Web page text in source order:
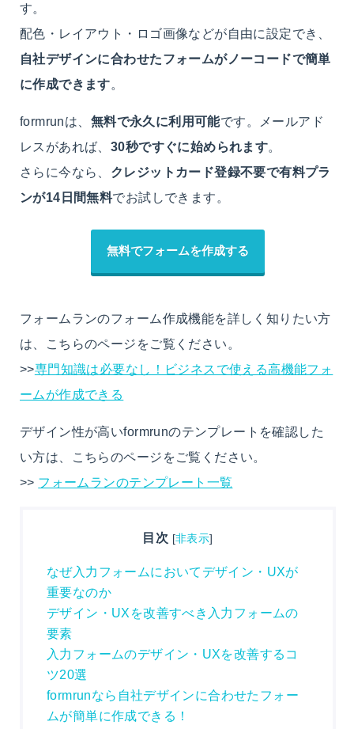
す。
配色・レイアウト・ロゴ画像などが自由に設定でき、
自社デザインに合わせたフォームがノーコードで簡単
に作成できます。
formrunは、 無料で永久に利用可能です。メールアド
レスがあれば、 30秒ですぐに始められます。
さらに今なら、 クレジットカード登録不要で有料プラ
ンが14日間無料でお試しできます。
無料でフォームを作成する
フォームランのフォーム作成機能を詳しく知りたい方
は、こちらのページをご覧ください。
>>専門知識は必要なし！ビジネスで使える高機能フォ
ームが作成できる
デザイン性が高いformrunのテンプレートを確認した
い方は、こちらのページをご覧ください。
>> フォームランのテンプレート一覧
目次 [非表示]
なぜ入力フォームにおいてデザイン・UXが
重要なのか
デザイン・UXを改善すべき入力フォームの
要素
入力フォームのデザイン・UXを改善するコ
ツ20選
formrunなら自社デザインに合わせたフォー
ムが簡単に作成できる！